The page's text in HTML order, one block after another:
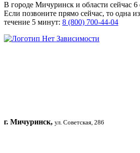
В городе Мичуринск и области сейчас
Если позвоните прямо сейчас, то одна
течение 5 минут: 8 (800) 700-44-04
г. Мичуринск, ул. Советская, 286